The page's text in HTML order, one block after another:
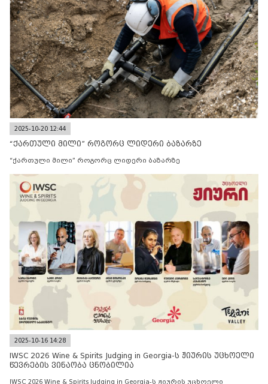
2025-10-20 12:44
“ქართული მილი” როგორც ლიდერი ბაზარზე
“ქართული მილი” როგორც ლიდერი ბაზარზე
2025-10-16 14:28
IWSC 2026 Wine & Spirits Judging in Georgia-ს ჟიურის უცხოელი
წევრების ვინაობა ცნობილია
IWSC 2026 Wine & Spirits Judging in Georgia-ს ჟიურის უცხოელი